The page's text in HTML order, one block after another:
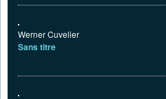
Werner Cuvelier
Sans titre